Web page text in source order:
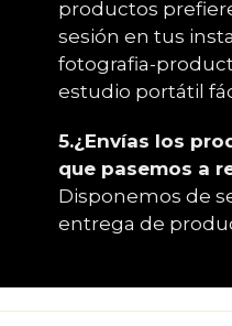
productos
sesión en tus
fotografia-
estudio portátil
5.¿Envías los
que pasemos a
Disponemos de
entrega de